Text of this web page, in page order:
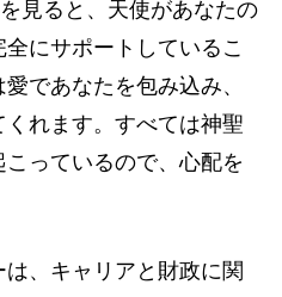
見ると、天使があなたの
にサポートしているこ
であなたを包み込み、
れます。すべては神聖
っているので、心配を
、キャリアと財政に関